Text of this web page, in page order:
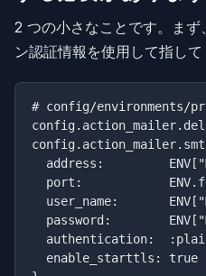
2 つの小さなことです。ま
ン認証情報を使用して指して
# config/environments/
address:
port:
user_name:
password:
authentication:
enable_starttls: true